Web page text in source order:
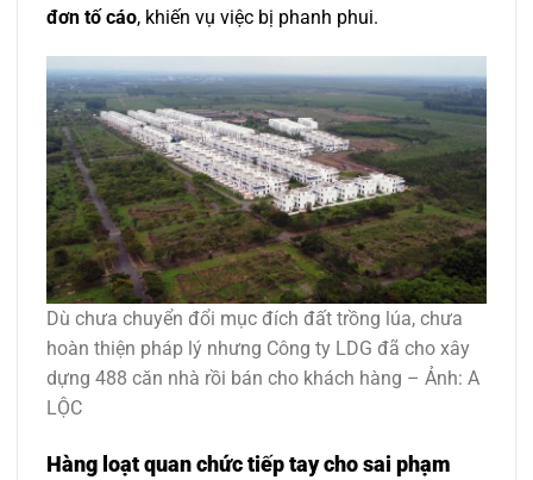
đơn tố cáo, khiến vụ việc bị phanh phui.
Dù chưa chuyển đổi mục đích đất trồng lúa, chưa
hoàn thiện pháp lý nhưng Công ty LDG đã cho xây
dựng 488 căn nhà rồi bán cho khách hàng – Ảnh: A
LỘC
Hàng loạt quan chức tiếp tay cho sai phạm